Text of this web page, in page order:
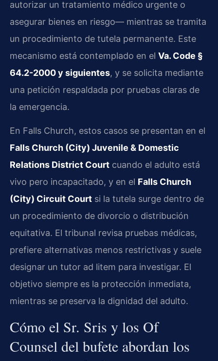
autorizar un tratamiento médico urgente o
asegurar bienes en riesgo— mientras se tramita
un procedimiento de tutela permanente. Este
mecanismo está contemplado en el Va. Code §
64.2-2000 y siguientes, y se solicita mediante
una petición respaldada por pruebas claras de
la emergencia.
En Falls Church, estos casos se presentan en el
Falls Church (City) Juvenile & Domestic
Relations District Court cuando el adulto está
vivo pero incapacitado, y en el Falls Church
(City) Circuit Court si la tutela surge dentro de
un procedimiento de divorcio o distribución
equitativa. El tribunal revisa pruebas médicas,
prefiere alternativas menos restrictivas y suele
designar un tutor ad litem para investigar. El
objetivo siempre es la protección inmediata,
mientras se preserva la dignidad del adulto.
Cómo el Sr. Sris y los Of
Counsel del bufete abordan los